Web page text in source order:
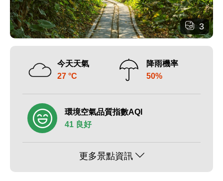
3
今天天氣
27 °C
降雨機率
50%
環境空氣品質指數AQI
41 良好
更多景點資訊